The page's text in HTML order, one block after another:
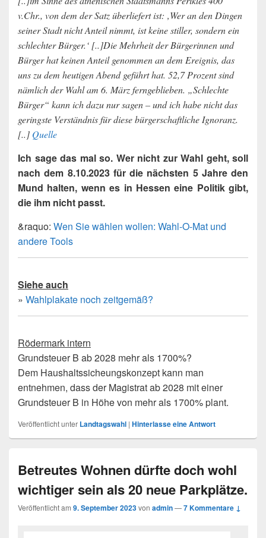
v.Chr., von dem der Satz überliefert ist: ‚Wer an den Dingen
seiner Stadt nicht Anteil nimmt, ist keine stiller, sondern ein
schlechter Bürger.‘ [..]Die Mehrheit der Bürgerinnen und
Bürger hat keinen Anteil genommen an dem Ereignis, das
uns zu dem heutigen Abend geführt hat. 52,7 Prozent sind
nämlich der Wahl am 6. März ferngeblieben. „Schlechte
Bürger“ kann ich dazu nur sagen – und ich habe nicht das
geringste Verständnis für diese bürgerschaftliche Ignoranz.
[..] Quelle
Ich sage das mal so. Wer nicht zur Wahl geht, soll
nach dem 8.10.2023 für die nächsten 5 Jahre den
Mund halten, wenn es in Hessen eine Politik gibt,
die ihm nicht passt.
&raquo: Wen Sie wählen wollen: Wahl-O-Mat und
andere Tools
Siehe auch
» Wahlplakate noch zeitgemäß?
Rödermark intern
Grundsteuer B ab 2028 mehr als 1700%?
Dem Haushaltssicheungskonzept kann man
entnehmen, dass der Magistrat ab 2028 mit einer
Grundsteuer B in Höhe von mehr als 1700% plant.
Veröffentlicht unter Landtagswahl | Hinterlasse eine Antwort
Betreutes Wohnen dürfte doch wohl
wichtiger sein als 20 neue Parkplätze.
Veröffentlicht am 9. September 2023von admin—7 Kommentare ↓